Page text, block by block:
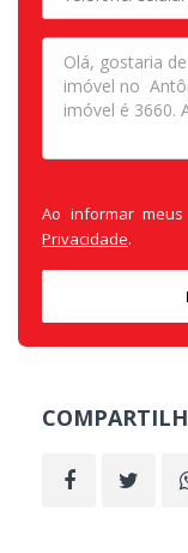
Ao informar
Privacidade.